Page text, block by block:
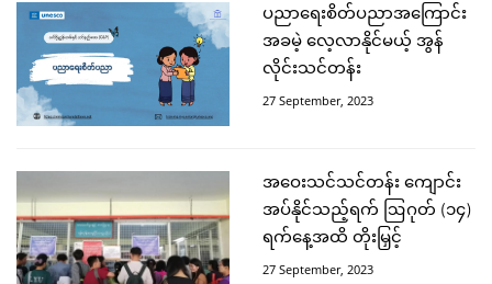
ပညာရေးစိတ်ပညာအကြောင်း
အခမဲ့ လေ့လာနိုင်မယ့် အွန်
လိုင်းသင်တန်း
27 September, 2023
အဝေးသင်သင်တန်း ကျောင်း
အပ်နိုင်သည့်ရက် ဩဂုတ် (၁၄)
ရက်နေ့အထိ တိုးမြှင့်
27 September, 2023